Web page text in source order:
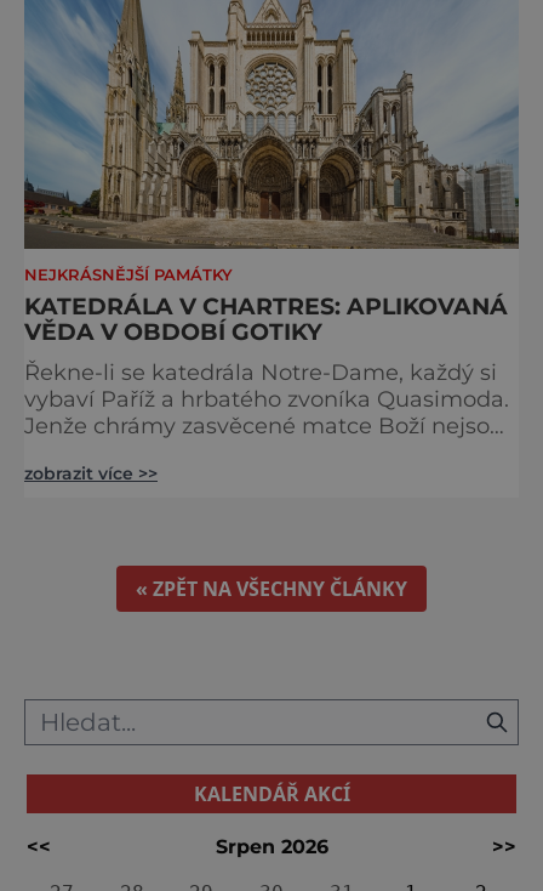
NEJKRÁSNĚJŠÍ PAMÁTKY
KATEDRÁLA V CHARTRES: APLIKOVANÁ
VĚDA V OBDOBÍ GOTIKY
Řekne-li se katedrála Notre-Dame, každý si
vybaví Paříž a hrbatého zvoníka Quasimoda.
Jenže chrámy zasvěcené matce Boží nejsou
obyvatelé města Rouen se mohou pochlubit
stavbou světa. Ovšem nejpůsobivější perlou
toho jména je ta, která se nachází v Chartres.
Městečko Chartres se
zobrazit více >>
« ZPĚT NA VŠECHNY ČLÁNKY
KALENDÁŘ AKCÍ
<< Srpen 2026
>>